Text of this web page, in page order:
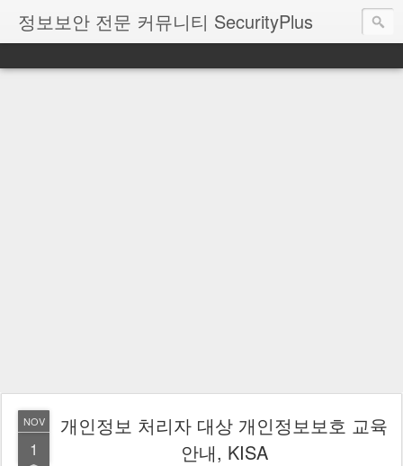
정보보안 전문 커뮤니티 SecurityPlus
NOV
1
개인정보 처리자 대상 개인정보보호 교육
안내, KISA